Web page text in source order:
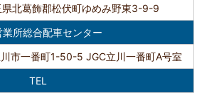
北葛飾郡松伏町ゆめみ野東3-9-9
業所総合配車センター
一番町1-50-5 JGC立川一番町A号室
TEL